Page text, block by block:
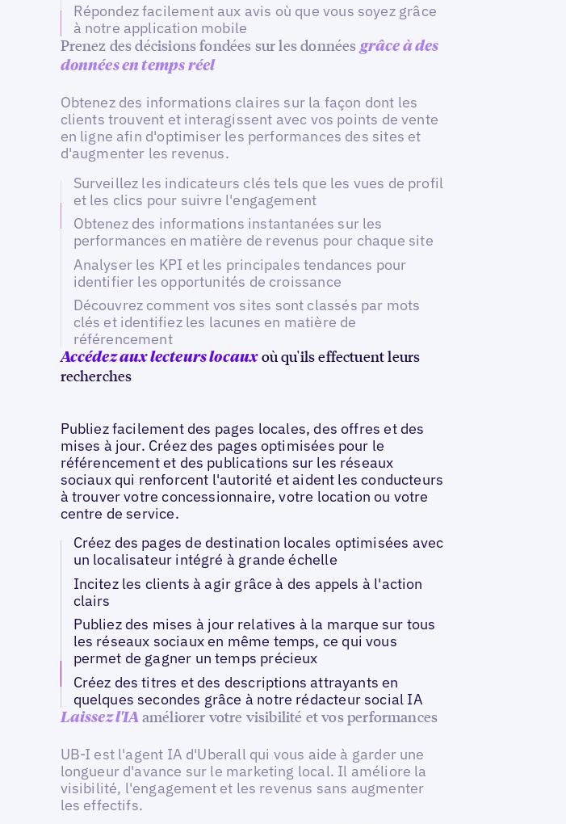
Répondez facilement aux avis où que vous soyez grâce
à notre application mobile
Prenez des décisions fondées sur les données grâce à des
données en temps réel
Obtenez des informations claires sur la façon dont les
clients trouvent et interagissent avec vos points de vente
en ligne afin d'optimiser les performances des sites et
d'augmenter les revenus.
Surveillez les indicateurs clés tels que les vues de profil
et les clics pour suivre l'engagement
Obtenez des informations instantanées sur les
performances en matière de revenus pour chaque site
Analyser les KPI et les principales tendances pour
identifier les opportunités de croissance
Découvrez comment vos sites sont classés par mots
clés et identifiez les lacunes en matière de
référencement
Accédez aux lecteurs locauxoù qu'ils effectuent leurs
recherches
Publiez facilement des pages locales, des offres et des
mises à jour. Créez des pages optimisées pour le
référencement et des publications sur les réseaux
sociaux qui renforcent l'autorité et aident les conducteurs
à trouver votre concessionnaire, votre location ou votre
centre de service.
Créez des pages de destination locales optimisées avec
un localisateur intégré à grande échelle
Incitez les clients à agir grâce à des appels à l'action
clairs
Publiez des mises à jour relatives à la marque sur tous
les réseaux sociaux en même temps, ce qui vous
permet de gagner un temps précieux
Créez des titres et des descriptions attrayants en
quelques secondes grâce à notre rédacteur social IA
Laissez l'IA améliorer votre visibilité et vos performances
UB-I est l'agent IA d'Uberall qui vous aide à garder une
longueur d'avance sur le marketing local. Il améliore la
visibilité, l'engagement et les revenus sans augmenter
les effectifs.